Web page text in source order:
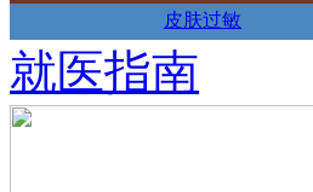
皮肤过敏
就医指南